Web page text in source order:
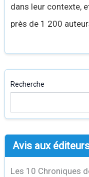
dans leur contexte,
près de 1 200
Recherche
Avis aux
Les 10 Chroniques